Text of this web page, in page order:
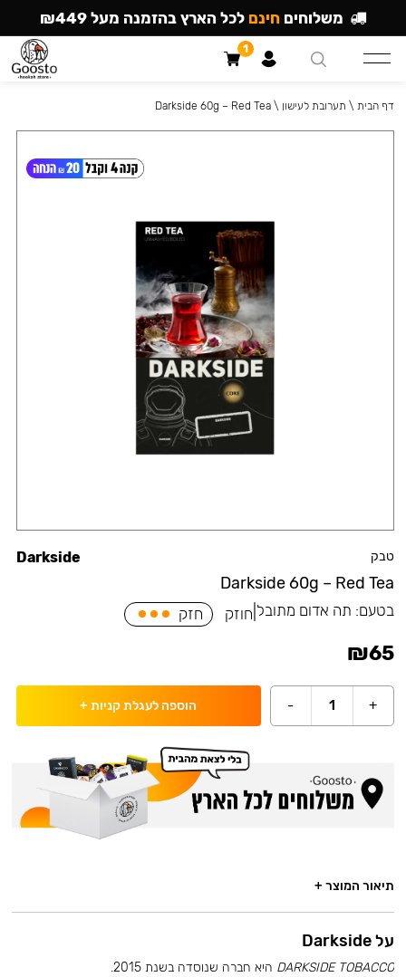
טבק
Darkside 60g – Red Tea
Darkside
בטעם: תה אדום מתובל חוזק חזק
₪65
+
1
- הוספה לעגלת קניות +
דף הבית \ תערובת לעישון \
Darkside 60g – Red Tea
תיאור המוצר +
על Darkside
DARKSIDE TOBACCO היא חברה שנוסדה בשנת 2015.
משלוחים חינם לכל הארץ בהזמנה מעל ₪449
1